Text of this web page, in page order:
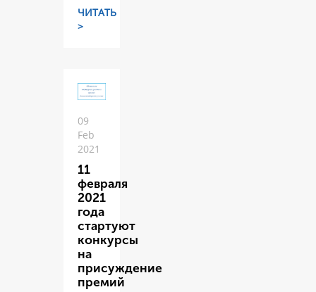
ЧИТАТЬ
>
09
Feb
2021
11
февраля
2021
года
стартуют
конкурсы
на
присуждение
премий